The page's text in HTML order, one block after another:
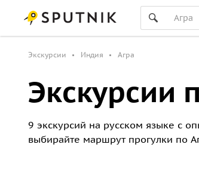
Экскурсии Индия Агра
Экскурсии
9 экскурсий на русском языке с
выбирайте маршрут прогулки по